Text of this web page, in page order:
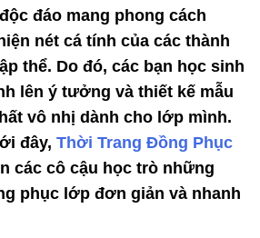
đáo mang phong cách
nét cá tính của các thành
thể. Do đó, các bạn học sinh
lên ý tưởng và thiết kế mẫu
vô nhị dành cho lớp mình.
đây, Thời Trang Đồng Phục
các cô cậu học trò những
phục lớp đơn giản và nhanh